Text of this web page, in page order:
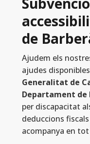
de
Ajudem els
ajudes
Generalitat de
Departament de
per discapacitat
deduccions
acompanya en